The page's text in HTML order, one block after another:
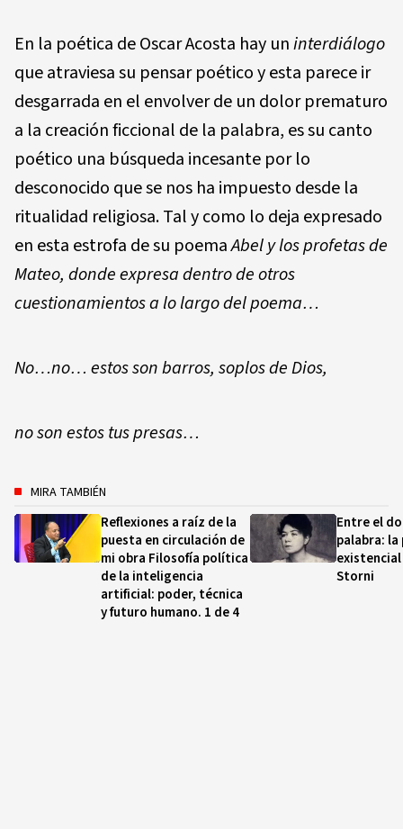
En la poética de Oscar Acosta hay uninterdiálogo
que atraviesa su pensar poético y esta parece ir
desgarrada en el envolver de un dolor prematuro
a la creación ficcional de la palabra, es su canto
poético una búsqueda incesante por lo
desconocido que se nos ha impuesto desde la
ritua­lidad religiosa. Tal y como lo deja expresado
en esta estro­fa de su poemaAbel y los profetas de
Mateo, donde expresa dentro de otros
cuestionamientos a lo largo del poema…
No…no… estos son barros, soplos de Dios,
no son estos tus presas…
MIRA TAMBIÉN
Reflexiones a raíz de la
puesta en circulación de
mi obra Filosofía política
de la inteligencia
artificial: poder, técnica
y futuro humano. 1 de 4
Entre el
palabra:
Storni